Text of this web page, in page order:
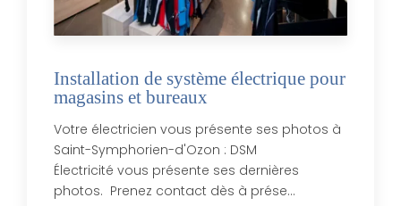
Installation de système électrique pour
magasins et bureaux
Votre électricien vous présente ses photos à
Saint-Symphorien-d'Ozon : DSM
Électricité vous présente ses dernières
photos. Prenez contact dès à prése...